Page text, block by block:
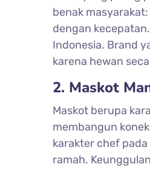
benak
dengan
Indonesia. Brand
karena hewan
2. Maskot
Maskot berupa
membangun
karakter chef
ramah.